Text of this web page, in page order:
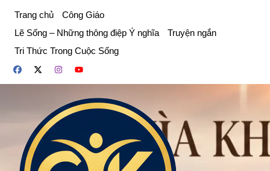
phần
dung
Trang chủ
Công Giáo
Lẽ Sống – Những thông điệp Ý nghĩa
Truyện ngắn
Tri Thức Trong Cuộc Sống